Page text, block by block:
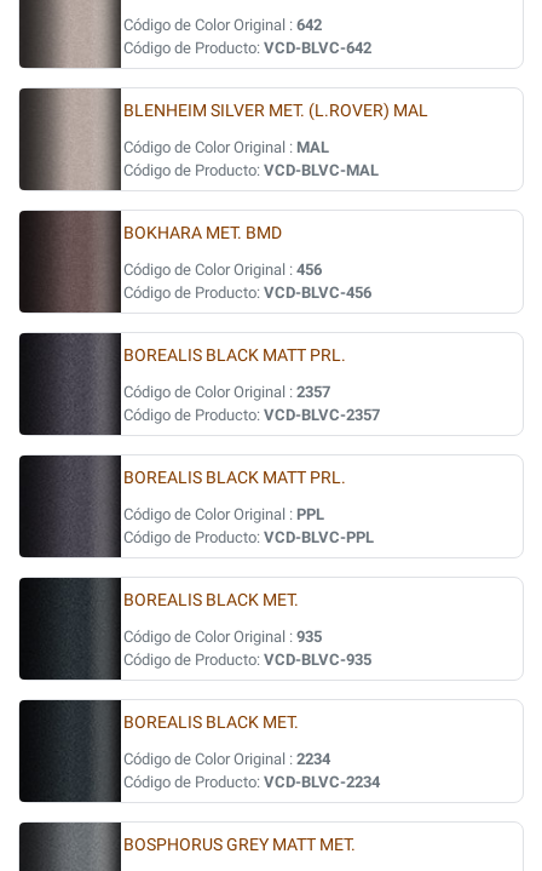
Código de Color Original : 642
Código de Producto: VCD-BLVC-642
BLENHEIM SILVER MET. (L.ROVER) MAL
Código de Color Original : MAL
Código de Producto: VCD-BLVC-MAL
BOKHARA MET. BMD
Código de Color Original : 456
Código de Producto: VCD-BLVC-456
BOREALIS BLACK MATT PRL.
Código de Color Original : 2357
Código de Producto: VCD-BLVC-2357
BOREALIS BLACK MATT PRL.
Código de Color Original : PPL
Código de Producto: VCD-BLVC-PPL
BOREALIS BLACK MET.
Código de Color Original : 935
Código de Producto: VCD-BLVC-935
BOREALIS BLACK MET.
Código de Color Original : 2234
Código de Producto: VCD-BLVC-2234
BOSPHORUS GREY MATT MET.